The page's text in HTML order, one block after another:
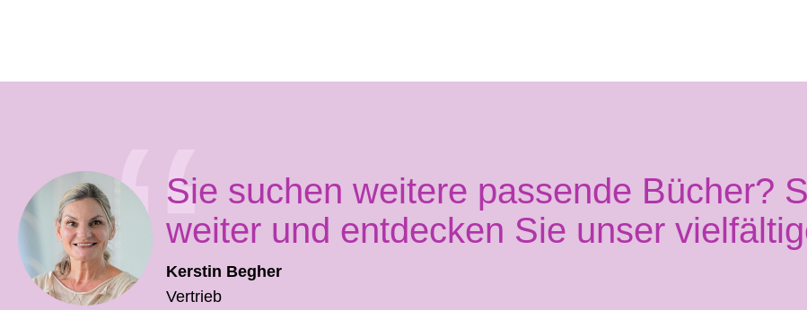
Sie suchen weitere passende Bücher?
weiter und entdecken Sie unser
Kerstin Begher
Vertrieb